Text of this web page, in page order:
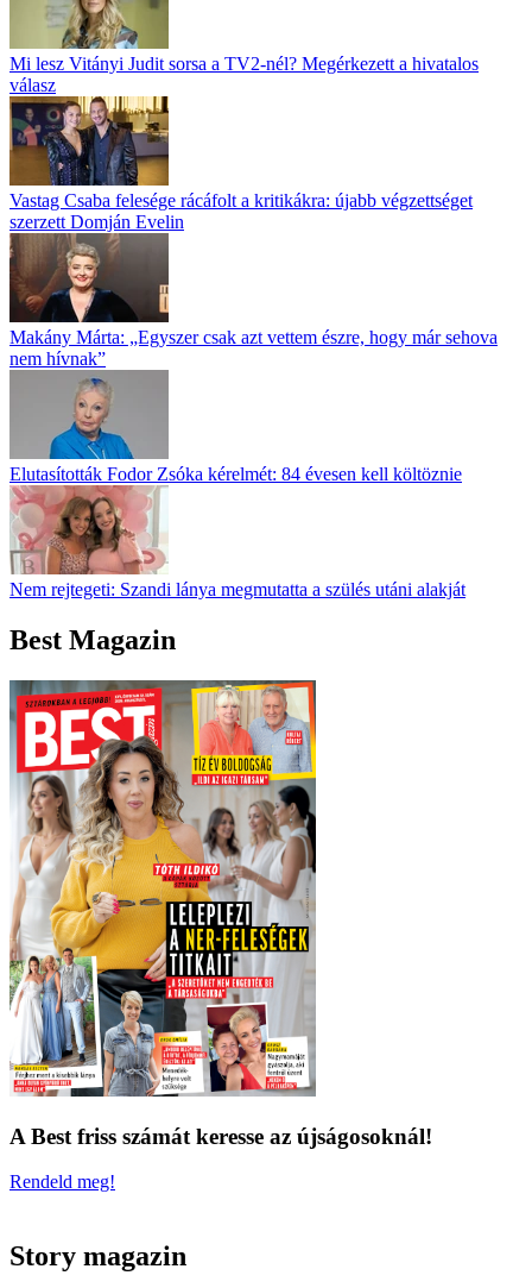
Mi lesz Vitányi Judit sorsa a TV2-nél? Megérkezett a hivatalos
válasz
Vastag Csaba felesége rácáfolt a kritikákra: újabb végzettséget
szerzett Domján Evelin
Makány Márta: „Egyszer csak azt vettem észre, hogy már sehova
nem hívnak”
Elutasították Fodor Zsóka kérelmét: 84 évesen kell költöznie
Nem rejtegeti: Szandi lánya megmutatta a szülés utáni alakját
Best Magazin
A Best friss számát keresse az újságosoknál!
Rendeld meg!
Story magazin